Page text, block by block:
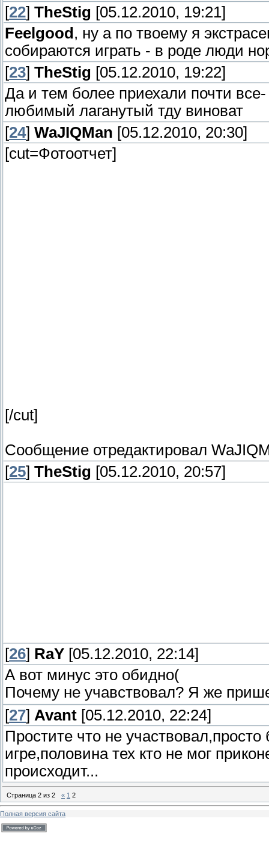
[22] TheStig [05.12.2010, 19:21]
Feelgood , ну а по твоему я
собираются играть - в роде люди
[23] TheStig [05.12.2010, 19:22]
Да и тем более приехали почти
любимый лаганутый тду виноват
[24] WaJIQMan [05.12.2010, 20:30]
[cut=Фотоотчет]
[/cut]
Сообщение отредактировал
[25] TheStig [05.12.2010, 20:57]
[26] RaY [05.12.2010, 22:14]
А вот минус это обидно(
Почему не учавствовал? Я же
[27] Avant [05.12.2010, 22:24]
Простите что не
игре,половина тех кто не мог
происходит...
Страница 2 из 2 « 1 2
Полная версия сайта